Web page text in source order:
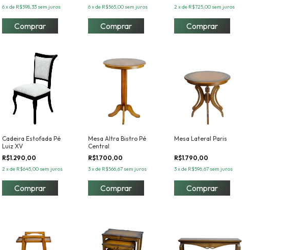
6xde R$598,33 sem juros 6xde R$565,00 sem juros 2 xde R$725,00 sem juros
Cadeira Estofada Pé
Luiz XV
R$1.290,00
2 xde R$645,00 sem juros
Mesa Altra Bistro Pé
Central
R$1.700,00
3xde R$566,67 sem juros
Mesa Lateral Paris
R$1.790,00
3xde R$596,67 sem juros